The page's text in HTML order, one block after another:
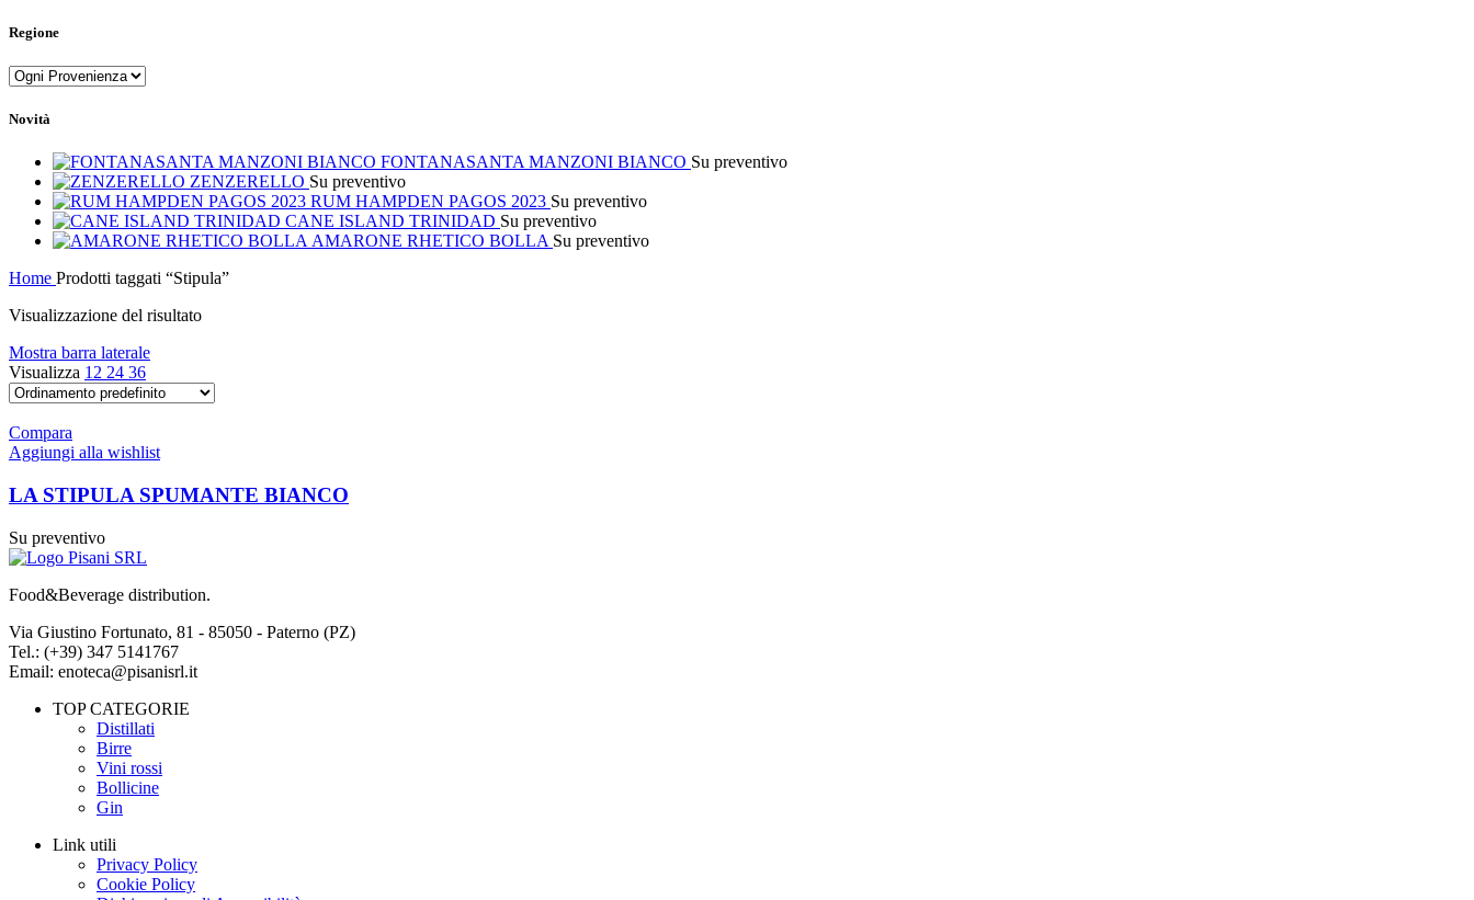
Regione
Novità
FONTANASANTA MANZONI BIANCO Su preventivo
ZENZERELLO Su preventivo
RUM HAMPDEN PAGOS 2023 Su preventivo
CANE ISLAND TRINIDAD Su preventivo
AMARONE RHETICO BOLLA Su preventivo
Home Prodotti taggati “Stipula”
Visualizzazione del risultato
Mostra barra laterale
Visualizza 12 24 36
Compara
Aggiungi alla wishlist
LA STIPULA SPUMANTE BIANCO
Su preventivo
Food&Beverage distribution.
Via Giustino Fortunato, 81 - 85050 - Paterno (PZ)
Tel.: (+39) 347 5141767
Email: enoteca@pisanisrl.it
TOP CATEGORIE
Distillati
Birre
Vini rossi
Bollicine
Gin
Link utili
Privacy Policy
Cookie Policy